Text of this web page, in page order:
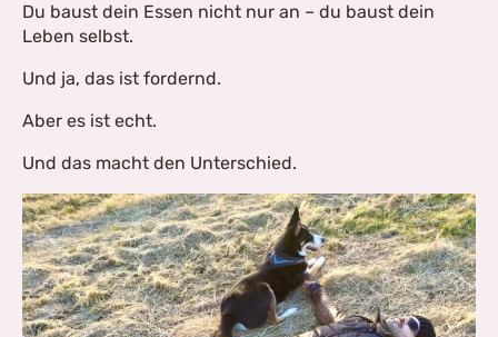
Du baust dein Essen nicht nur an – du baust dein
Leben selbst.
Und ja, das ist fordernd.
Aber es ist echt.
Und das macht den Unterschied.